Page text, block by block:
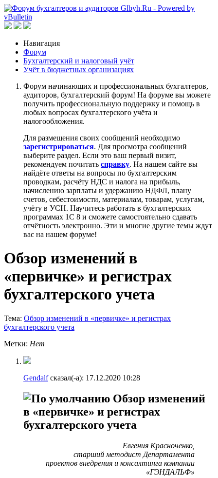
Навигация
Форум
Бухгалтерский и налоговый учёт
Учёт в бюджетных организациях
Форум начинающих и профессиональных бухгалтеров,
аудиторов, бухгалтерский форум! На форуме вы можете
получить профессиональную поддержку и помощь в
любых вопросах бухгалтерского учёта и
налогообложения.
Для размещения своих сообщений необходимо
зарегистрироваться. Для просмотра сообщений
выберите раздел. Если это ваш первый визит,
рекомендуем почитать справку. На нашем сайте вы
найдёте ответы на вопросы по бухгалтерским
проводкам, расчёту НДС и налога на прибыль,
начислению зарплаты и удержанию НДФЛ, плану
счетов, себестоимости, материалам, товарам, услугам,
учёту в УСН. Научитесь работать в бухгалтерских
программах 1С 8 и сможете самостоятельно сдавать
отчётность электронно. Эти и многие другие темы ждут
вас на нашем форуме!
Обзор изменений в
«первичке» и регистрах
бухгалтерского учета
Тема: Обзор изменений в «первичке» и регистрах
бухгалтерского учета
Метки: Нет
Gendalfсказал(-а): 17.12.2020 10:28
Обзор изменений
в «первичке» и регистрах
бухгалтерского учета
Евгения Красноченко,
старший методист Департамента
проектов внедрения и консалтинга компании
«ГЭНДАЛЬФ»